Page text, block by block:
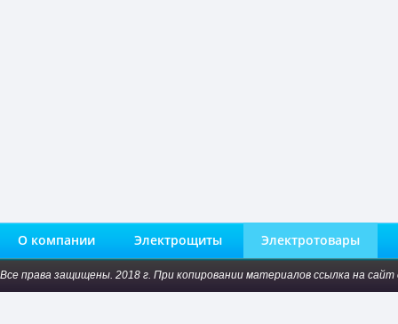
О компании Электрощиты Электротовары
Все права защищены. 2018 г. При копировании материалов ссылка на сайт